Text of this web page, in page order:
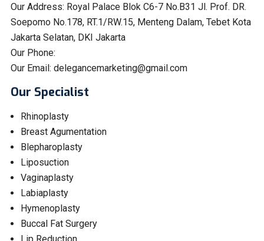
Our Address: Royal Palace Blok C6-7 No.B31 Jl. Prof. DR.
Soepomo No.178, RT.1/RW.15, Menteng Dalam, Tebet Kota
Jakarta Selatan, DKI Jakarta
Our Phone:
Our Email: delegancemarketing@gmail.com
Our Specialist
Rhinoplasty
Breast Agumentation
Blepharoplasty
Liposuction
Vaginaplasty
Labiaplasty
Hymenoplasty
Buccal Fat Surgery